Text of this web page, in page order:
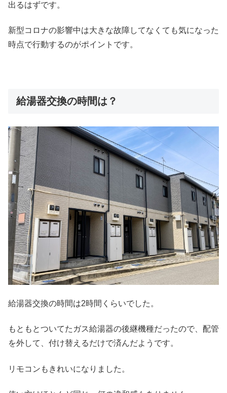
出るはずです。
新型コロナの影響中は大きな故障してなくても気になった
時点で行動するのがポイントです。
給湯器交換の時間は？
給湯器交換の時間は2時間くらいでした。
もともとついてたガス給湯器の後継機種だったので、配管
を外して、付け替えるだけで済んだようです。
リモコンもきれいになりました。